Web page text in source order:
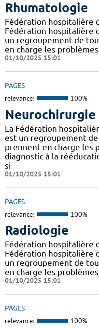
Rhumatologie
Fédération hospitalière
Fédération hospitalière
un regroupement de
en charge les
01/10/2025 15:01
PAGES
relevance: 100%
Neurochirurgie
La Fédération
est un regroupement
prennent en charge les
diagnostic à la
si
01/10/2025 15:01
PAGES
relevance: 100%
Radiologie
Fédération hospitalière
Fédération hospitalière
un regroupement de
en charge les
01/10/2025 15:01
PAGES
relevance: 100%